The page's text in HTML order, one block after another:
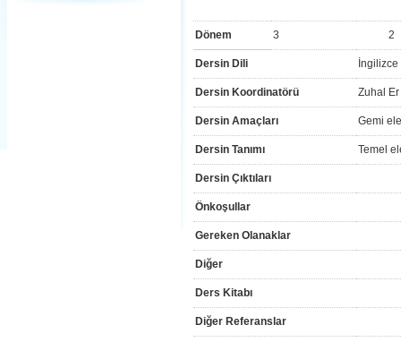
Dönem 3 2
Dersin Dili İngilizce
Dersin Koordinatörü Zuhal Er
Dersin Amaçları Gemi
Dersin Tanımı Temel
Dersin Çıktıları
Önkoşullar
Gereken Olanaklar
Diğer
Ders Kitabı
Diğer Referanslar